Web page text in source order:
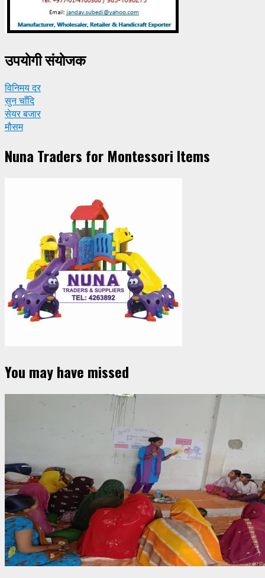
उपयाेगी संयाेजक
विनिमय दर
सुन चाँदि
सेयर बजार
मौसम
Nuna Traders for Montessori Items
You may have missed